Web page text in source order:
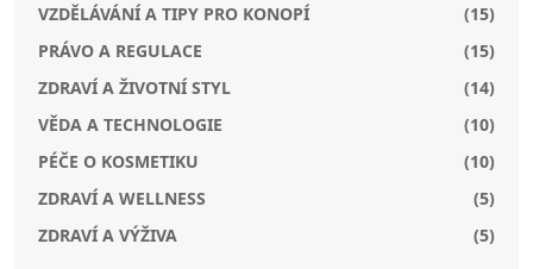
VZDĚLÁVÁNÍ A TIPY PRO KONOPÍ
(15)
PRÁVO A REGULACE
(15)
ZDRAVÍ A ŽIVOTNÍ STYL
(14)
VĚDA A TECHNOLOGIE
(10)
PÉČE O KOSMETIKU
(10)
ZDRAVÍ A WELLNESS
(5)
ZDRAVÍ A VÝŽIVA
(5)